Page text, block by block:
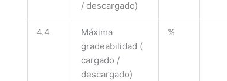
/ descargado)
4.4
Máxima
gradeabilidad (
cargado /
descargado)
%